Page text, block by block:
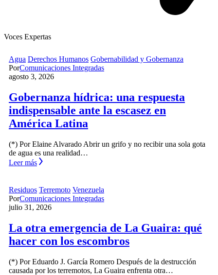
Voces Expertas
Agua Derechos Humanos Gobernabilidad y Gobernanza
PorComunicaciones Integradas
agosto 3, 2026
Gobernanza hídrica: una respuesta
indispensable ante la escasez en
América Latina
(*) Por Elaine Alvarado Abrir un grifo y no recibir una sola gota
de agua es una realidad…
Leer más
Residuos Terremoto Venezuela
PorComunicaciones Integradas
julio 31, 2026
La otra emergencia de La Guaira: qué
hacer con los escombros
(*) Por Eduardo J. García Romero Después de la destrucción
causada por los terremotos, La Guaira enfrenta otra…